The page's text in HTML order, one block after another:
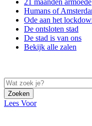
21 maanden armoede
Humans of
Ode aan het
De ontsloten stad
De stad is van ons
Bekijk alle zalen
Zoeken
Lees Voor